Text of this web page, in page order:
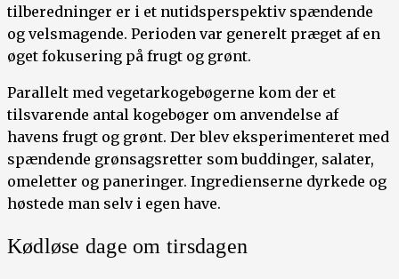
tilberedninger er i et nutidsperspektiv spændende
og velsmagende. Perioden var generelt præget af en
øget fokusering på frugt og grønt.
Parallelt med vegetarkogebøgerne kom der et
tilsvarende antal kogebøger om anvendelse af
havens frugt og grønt. Der blev eksperimenteret med
spændende grønsagsretter som buddinger, salater,
omeletter og paneringer. Ingredienserne dyrkede og
høstede man selv i egen have.
Kødløse dage om tirsdagen